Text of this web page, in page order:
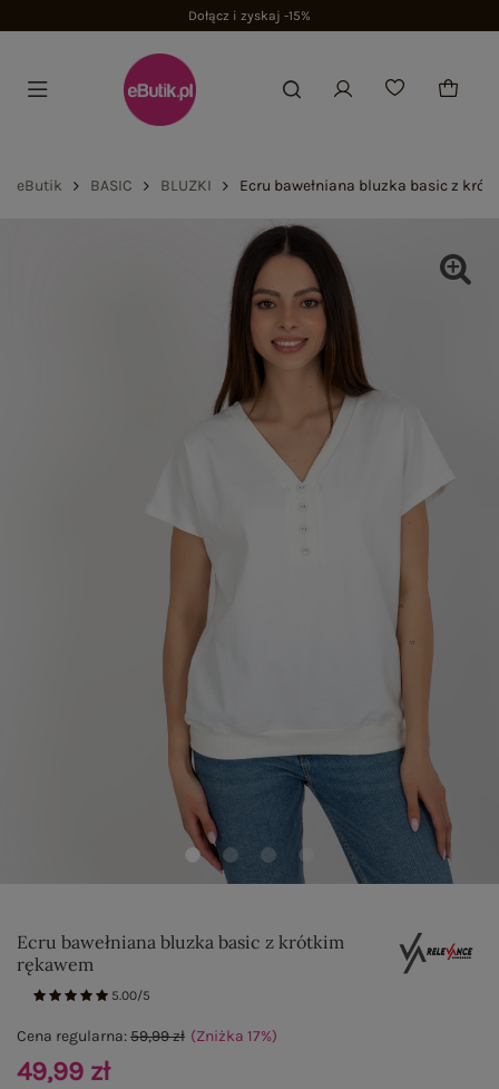
Dołącz i zyskaj -15%
eButik BASIC BLUZKI Ecru bawełniana bluzka basic z
Ecru bawełniana bluzka basic z krótkim
rękawem
5.00/5
Cena regularna:59,99 zł (Zniżka 17%)
49,99 zł